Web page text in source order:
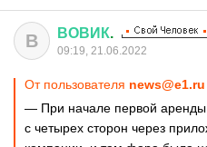
В ВОВИК.
09:19, 21.06.2022
От пользователя news@e1.ru
— При начале первой
с четырех сторон через